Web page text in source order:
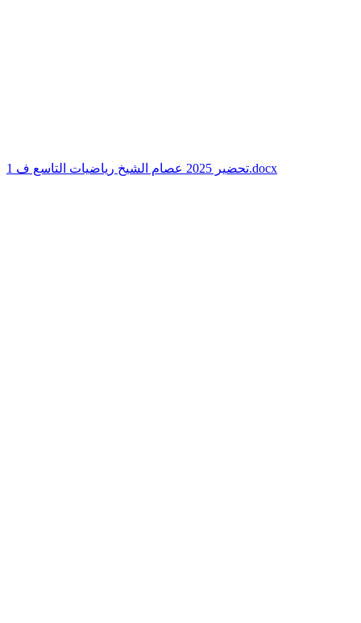
تحضير 2025 عصام الشيخ رياضيات التاسع ف 1.docx